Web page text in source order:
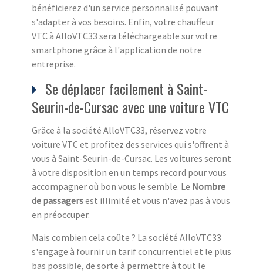
bénéficierez d'un service personnalisé pouvant
s'adapter à vos besoins. Enfin, votre chauffeur
VTC à AlloVTC33 sera téléchargeable sur votre
smartphone grâce à l'application de notre
entreprise.
Se déplacer facilement à Saint-
Seurin-de-Cursac avec une voiture VTC
Grâce à la société AlloVTC33, réservez votre
voiture VTC et profitez des services qui s'offrent à
vous à Saint-Seurin-de-Cursac. Les voitures seront
à votre disposition en un temps record pour vous
accompagner où bon vous le semble. Le Nombre
de passagersest illimité et vous n'avez pas à vous
en préoccuper.
Mais combien cela coûte ? La société AlloVTC33
s'engage à fournir un tarif concurrentiel et le plus
bas possible, de sorte à permettre à tout le